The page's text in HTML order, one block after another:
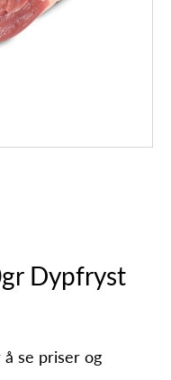
Dypfryst
se priser og